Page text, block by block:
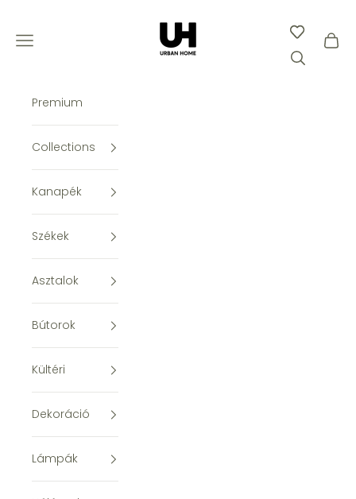
Urban Home
Menü megnyitása
Keresés
Premium
Collections
Kanapék
Székek
Asztalok
Bútorok
Kültéri
Dekoráció
Lámpák